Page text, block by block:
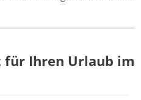
für Ihren Urlaub im